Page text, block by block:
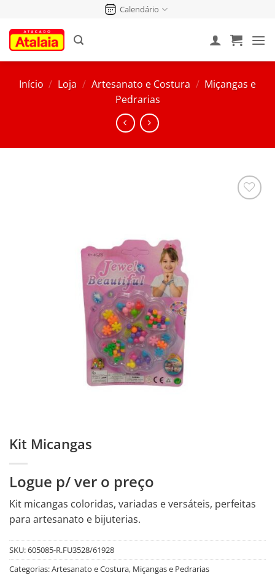
conteúdo
Calendário
Início / Loja / Artesanato e Costura / Miçangas e
Pedrarias
Kit Micangas
Logue p/ ver o preço
Kit micangas coloridas, variadas e versáteis, perfeitas
para artesanato e bijuterias.
SKU:605085-R.FU3528/61928
Categorias:Artesanato e Costura, Miçangas e Pedrarias